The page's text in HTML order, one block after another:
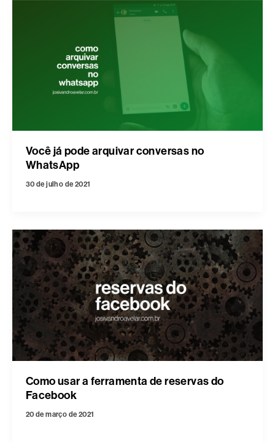
Você já pode arquivar conversas no
WhatsApp
30 de julho de 2021
Como usar a ferramenta de reservas do
Facebook
20 de março de 2021